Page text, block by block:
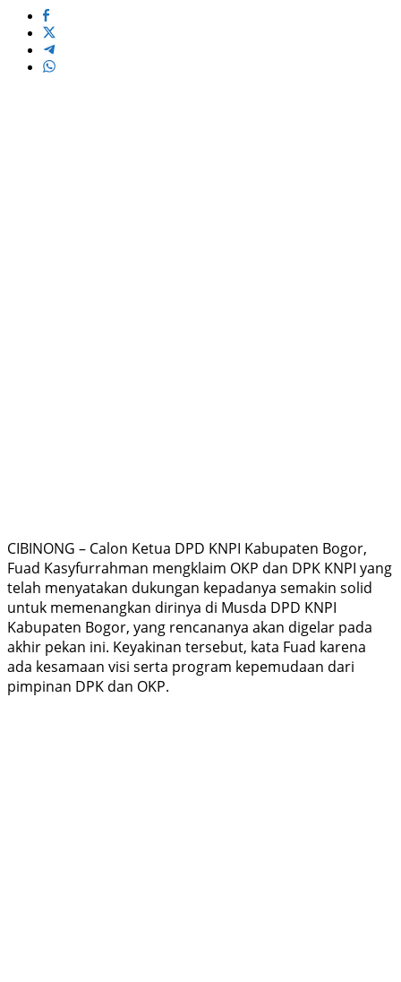
CIBINONG – Calon Ketua DPD KNPI Kabupaten Bogor,
Fuad Kasyfurrahman mengklaim OKP dan DPK KNPI yang
telah menyatakan dukungan kepadanya semakin solid
untuk memenangkan dirinya di Musda DPD KNPI
Kabupaten Bogor, yang rencananya akan digelar pada
akhir pekan ini. Keyakinan tersebut, kata Fuad karena
ada kesamaan visi serta program kepemudaan dari
pimpinan DPK dan OKP.